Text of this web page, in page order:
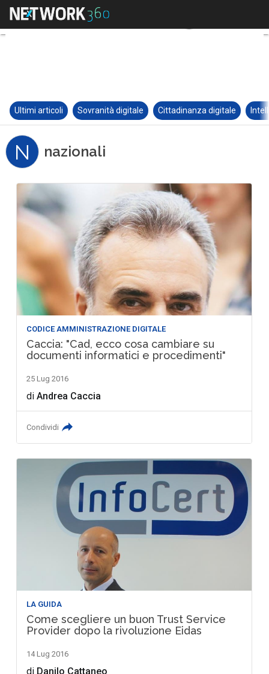
Ultimi articoli Sovranità digitale Cittadinanza digitale
N nazionali
CODICE AMMINISTRAZIONE DIGITALE
Caccia: "Cad, ecco cosa cambiare su
documenti informatici e procedimenti"
25 Lug 2016
diAndrea Caccia
Condividi
LA GUIDA
Come scegliere un buon Trust Service
Provider dopo la rivoluzione Eidas
14 Lug 2016
di Danilo Cattaneo